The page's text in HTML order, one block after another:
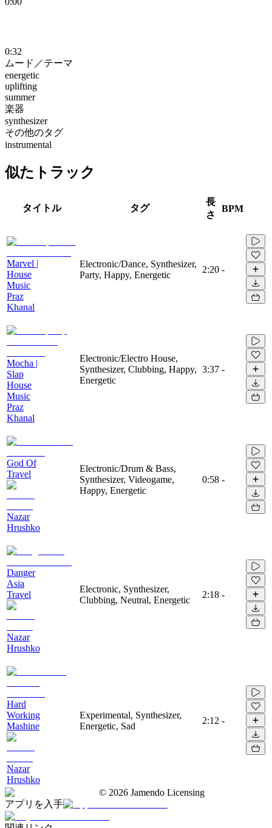
0:32
ムード／テーマ
energetic
uplifting
summer
楽器
synthesizer
その他のタグ
instrumental
似たトラック
タイトル タグ
長
さ
BPM
Marvel |
House
Music
Praz
Khanal
Electronic/Dance, Synthesizer,
Party, Happy, Energetic
2:20 -
Mocha |
Slap
House
Music
Praz
Khanal
Electronic/Electro House,
Synthesizer, Clubbing, Happy,
Energetic
3:37 -
God Of
Travel
Nazar
Hrushko
Electronic/Drum & Bass,
Synthesizer, Videogame,
Happy, Energetic
0:58 -
Danger
Asia
Travel
Nazar
Hrushko
Electronic, Synthesizer,
Clubbing, Neutral, Energetic
2:18 -
Hard
Working
Mashine
Nazar
Hrushko
Experimental, Synthesizer,
Energetic, Sad
2:12 -
© 2026 Jamendo Licensing
アプリを入手